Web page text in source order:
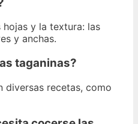
y la textura: las
y anchas.
taganinas?
diversas recetas, como